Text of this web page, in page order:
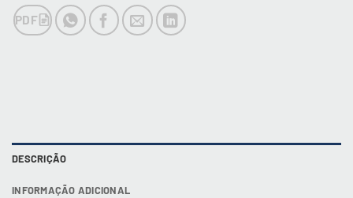
PDF
DESCRIÇÃO
INFORMAÇÃO ADICIONAL